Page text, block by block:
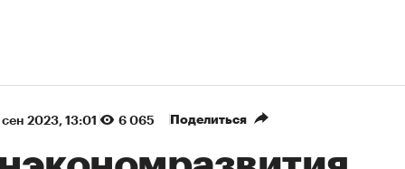
2023, 13:01 6 065 Поделиться